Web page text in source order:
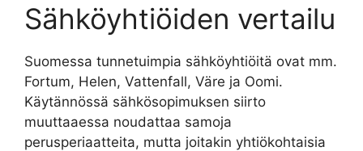
Sähköyhtiöiden vertailu
Suomessa tunnetuimpia sähköyhtiöitä ovat mm.
Fortum, Helen, Vattenfall, Väre ja Oomi.
Käytännössä sähkösopimuksen siirto
muuttaaessa noudattaa samoja
perusperiaatteita, mutta joitakin yhtiökohtaisia